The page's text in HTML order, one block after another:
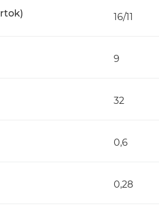
16/11
9
32
0,6
0,28